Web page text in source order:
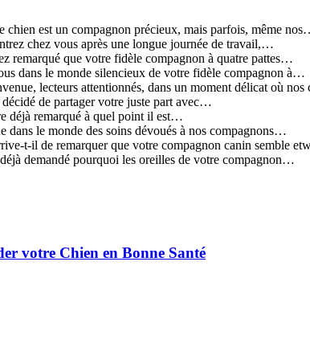
chien est un compagnon précieux, mais parfois, même
chez vous après une longue journée de travail,…
remarqué que votre fidèle compagnon à quatre pattes…
dans le monde silencieux de votre fidèle compagnon à…
lecteurs attentionnés, dans un moment délicat où
décidé de partager votre juste part avec…
déjà remarqué à quel point il est…
dans le monde des soins dévoués à nos compagnons…
t-il de remarquer que votre compagnon canin semble
demandé pourquoi les oreilles de votre compagnon…
votre Chien en Bonne Santé